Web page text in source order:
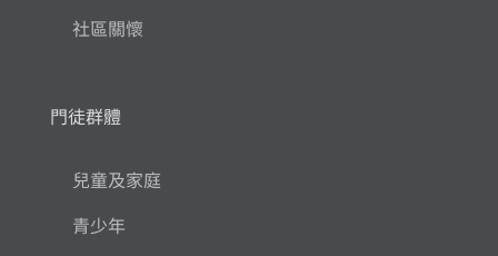
社區關懷
門徒群體
兒童及家庭
青少年